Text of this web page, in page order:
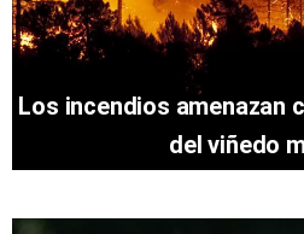
Los incendios amenazan
del viñedo